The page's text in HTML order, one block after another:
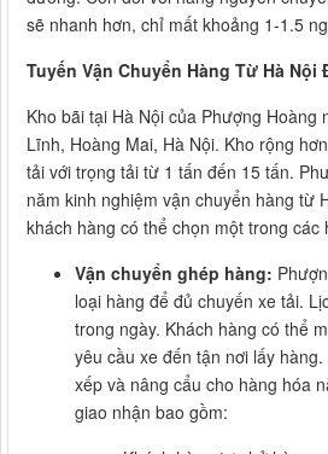
sẽ nhanh hơn, chỉ mất khoảng 1-1.5
Tuyến Vận Chuyển Hàng Từ Hà Nội
Kho bãi tại Hà Nội của Phượng Hoàng
Lĩnh, Hoàng Mai, Hà Nội. Kho rộng
tải với trọng tải từ 1 tấn đến 15 tấn.
năm kinh nghiệm vận chuyển hàng từ
khách hàng có thể chọn một trong các
Vận chuyển ghép hàng:
loại hàng để đủ chuyến xe tải.
trong ngày. Khách hàng có thể
yêu cầu xe đến tận nơi lấy
xếp và nâng cẩu cho hàng hóa
giao nhận bao gồm: